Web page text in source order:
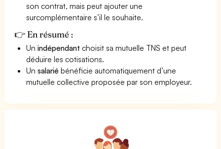
son contrat, mais peut ajouter une
surcomplémentaire s’il le souhaite.
👉 En résumé :
Unindépendant choisit sa mutuelle TNS et peut
déduire les cotisations.
Unsalarié bénéficie automatiquement d’une
mutuelle collective proposée par son employeur.